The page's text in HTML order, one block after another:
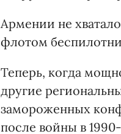
Армении не
флотом
Теперь, когда
другие
замороженных
после войны в